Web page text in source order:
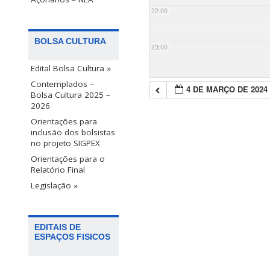
BOLSA CULTURA
Edital Bolsa Cultura »
Contemplados –
Bolsa Cultura 2025 –
2026
Orientações para
inclusão dos bolsistas
no projeto SIGPEX
Orientações para o
Relatório Final
Legislação »
EDITAIS DE
ESPAÇOS FISICOS
22:00
23:00
4 DE MARÇO DE 2024